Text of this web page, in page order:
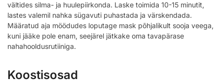
vältides silma- ja huulepiirkonda. Laske toimida 10-15 minutit,
lastes valemil nahka sügavuti puhastada ja värskendada.
Määratud aja möödudes loputage mask põhjalikult sooja veega,
kuni jääke pole enam, seejärel jätkake oma tavapärase
nahahooldusrutiiniga.
Koostisosad